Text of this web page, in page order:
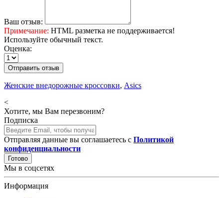
Ваш отзыв:
Примечание: HTML разметка не поддерживается!
Используйте обычный текст.
Оценка:
Отправить отзыв
Женские внедорожные кроссовки, Asics
<
Хотите, мы Вам перезвоним?
Подписка
Отправляя данные вы соглашаетесь с Политикой
конфиденциальности
Готово
Мы в соцсетях
Информация